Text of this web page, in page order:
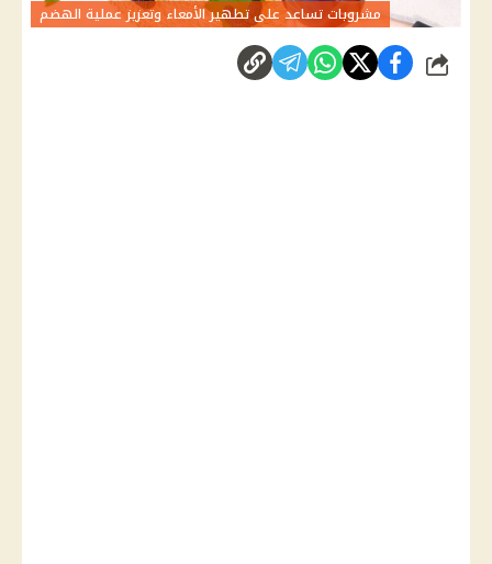
مشروبات تساعد على تطهير الأمعاء وتعزيز عملية الهضم
شارك